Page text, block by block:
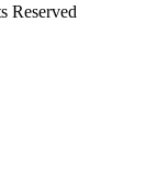
Reserved